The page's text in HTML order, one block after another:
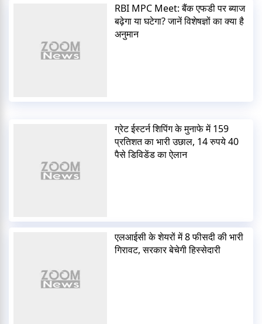
RBI MPC Meet: बैंक एफडी पर ब्याज
बढ़ेगा या घटेगा? जानें विशेषज्ञों का क्या है
अनुमान
ग्रेट ईस्टर्न शिपिंग के मुनाफे में 159
प्रतिशत का भारी उछाल, 14 रुपये 40
पैसे डिविडेंड का ऐलान
एलआईसी के शेयरों में 8 फीसदी की भारी
गिरावट, सरकार बेचेगी हिस्सेदारी